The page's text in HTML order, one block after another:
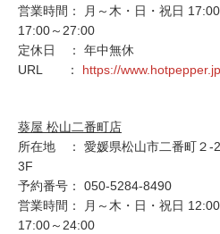
営業時間： 月～木・日・祝日
17:00～27:00
定休日 ： 年中無休
URL ： https://
葵屋 松山二番町店
所在地 ： 愛媛県松山市二番町２-
3F
予約番号： 050-5284-8490
営業時間： 月～木・日・祝日
17:00～24:00